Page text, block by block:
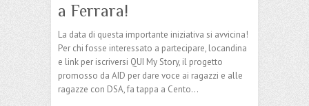
a Ferrara!
La data di questa importante iniziativa si avvicina!
Per chi fosse interessato a partecipare, locandina
e link per iscriversi QUI My Story, il progetto
promosso da AID per dare voce ai ragazzi e alle
ragazze con DSA, fa tappa a Cento…